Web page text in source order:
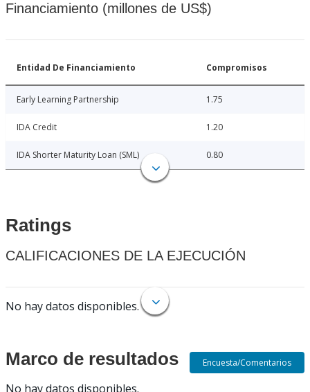
Financiamiento (millones de US$)
Entidad De Financiamiento Compromisos
Early Learning Partnership 1.75
IDA Credit 1.20
IDA Shorter Maturity Loan (SML) 0.80
Ratings
CALIFICACIONES DE LA EJECUCIÓN
No hay datos disponibles.
Marco de resultados
No hay datos disponibles.
Encuesta/Comentarios